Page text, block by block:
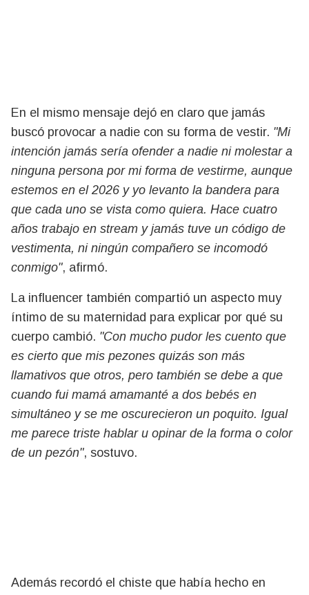
En el mismo mensaje dejó en claro que jamás
buscó provocar a nadie con su forma de vestir. "Mi
intención jamás sería ofender a nadie ni molestar a
ninguna persona por mi forma de vestirme, aunque
estemos en el 2026 y yo levanto la bandera para
que cada uno se vista como quiera. Hace cuatro
años trabajo en stream y jamás tuve un código de
vestimenta, ni ningún compañero se incomodó
conmigo", afirmó.
La influencer también compartió un aspecto muy
íntimo de su maternidad para explicar por qué su
cuerpo cambió. "Con mucho pudor les cuento que
es cierto que mis pezones quizás son más
llamativos que otros, pero también se debe a que
cuando fui mamá amamanté a dos bebés en
simultáneo y se me oscurecieron un poquito. Igual
me parece triste hablar u opinar de la forma o color
de un pezón", sostuvo.
Además recordó el chiste que había hecho en